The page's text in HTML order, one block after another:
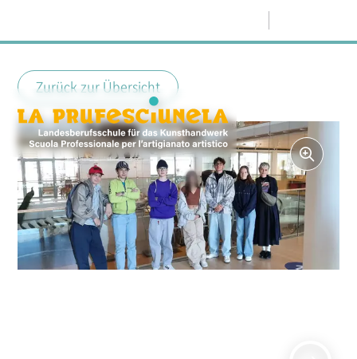
Zurück zur Übersicht